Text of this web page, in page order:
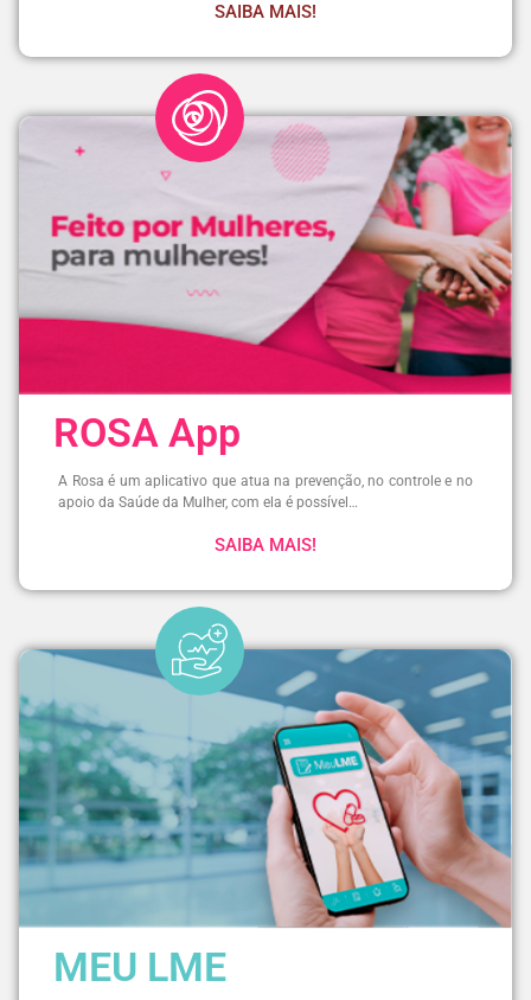
SAIBA MAIS!
ROSA App
A Rosa é um aplicativo que atua na prevenção, no controle e no
apoio da Saúde da Mulher, com ela é possível…
SAIBA MAIS!
MEU LME